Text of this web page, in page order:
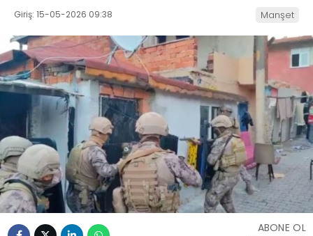
Giriş: 15-05-2026 09:38 Manşet
ABONE OL